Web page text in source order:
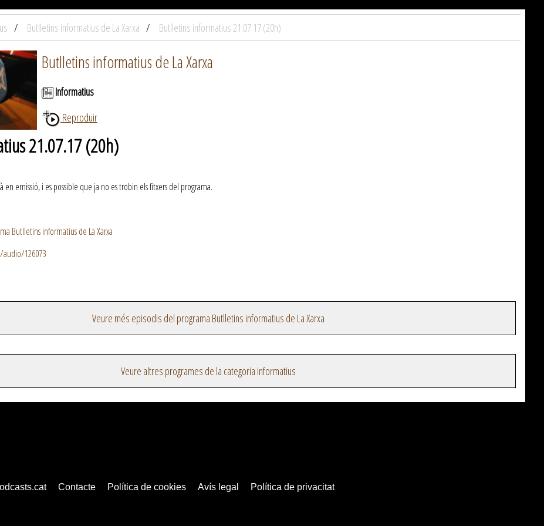
Butlletins informatius de La Xarxa Butlletins informatius 21.07.17 (20h)
Butlletins informatius de La Xarxa
Informatius
Reproduir
21.07.17 (20h)
en emissió, i es possible que ja no es trobin els fitxers del programa.
Butlletins informatius de La Xarxa
126073
Veure més episodis del programa Butlletins informatius de La Xarxa
Veure altres programes de la categoria informatius
Contacte Política de cookies Avís legal Política de privacitat